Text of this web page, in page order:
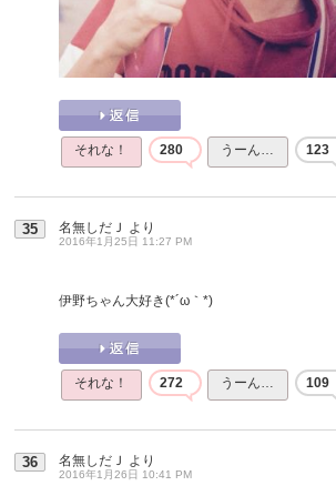
それな！ 280 うーん… 123
35 名無しだＪ より
2016年1月25日 11:27 PM
伊野ちゃん大好き(*´ω｀*)
それな！ 272 うーん… 109
36 名無しだＪ より
2016年1月26日 10:41 PM